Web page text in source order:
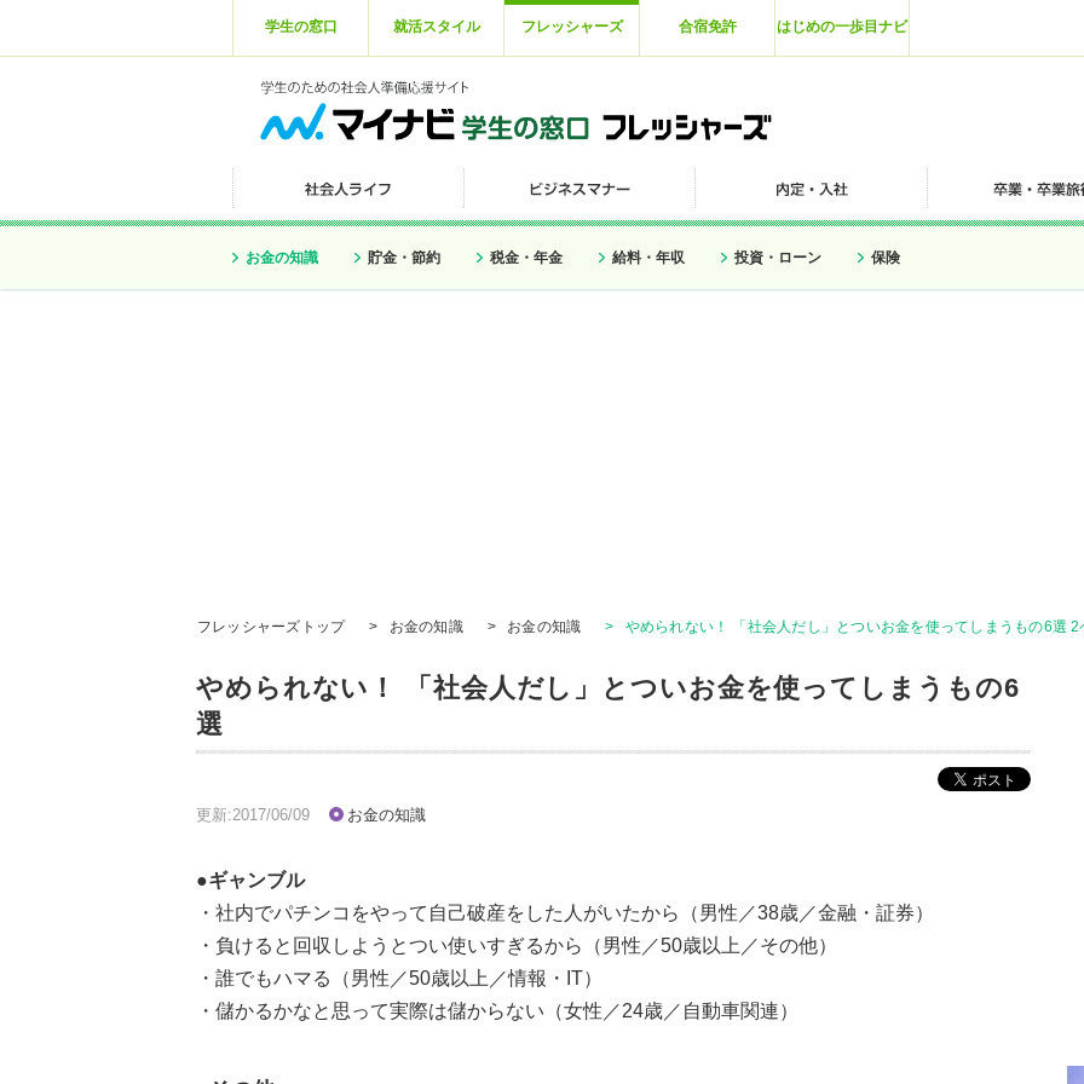
学生の窓口 就活スタイル フレッシャーズ 合宿免許 はじめの一歩目ナビ
お金の知識 貯金・節約 税金・年金 給料・年収 投資・ローン 保険
フレッシャーズトップ > お金の知識 > お金の知識 > やめられない！ 「社会人だし」とついお金を使ってしまうもの6選 2
やめられない！ 「社会人だし」とついお金を使ってしまうもの6
選
更新:2017/06/09 お金の知識
●ギャンブル
・社内でパチンコをやって自己破産をした人がいたから（男性／38歳／金融・証券）
・負けると回収しようとつい使いすぎるから（男性／50歳以上／その他）
・誰でもハマる（男性／50歳以上／情報・IT）
・儲かるかなと思って実際は儲からない（女性／24歳／自動車関連）